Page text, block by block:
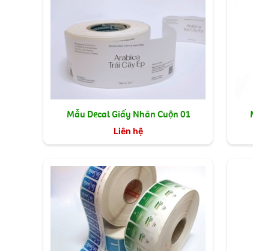
Mẫu Decal Giấy Nhãn Cuộn 01
Liên hệ